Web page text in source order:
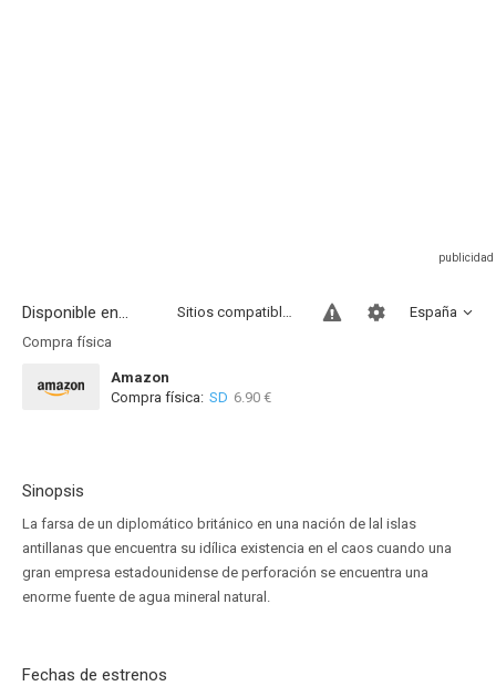
Disponible en... España
Sitios compatibles
Compra física
Amazon
Compra física: SD 6.90 €
Sinopsis
La farsa de un diplomático británico en una nación de lal islas
antillanas que encuentra su idílica existencia en el caos cuando una
gran empresa estadounidense de perforación se encuentra una
enorme fuente de agua mineral natural.
Fechas de estrenos